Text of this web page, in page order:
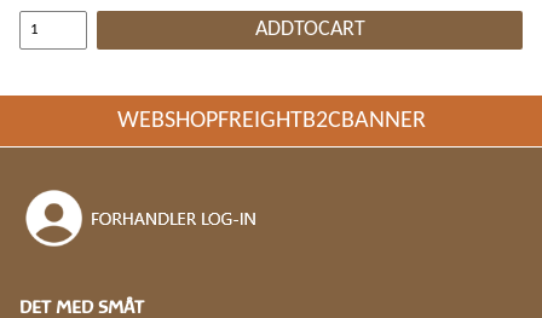
ADDTOCART
WEBSHOPFREIGHTB2CBANNER
DET MED SMÅT